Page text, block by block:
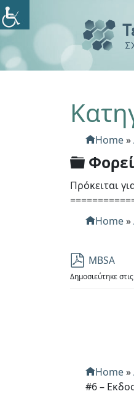
Home»
Φ
ά
κ
ε
ο
ς
Πρόκειται
Home»
p
f
MBSA
Δημοσιεύτηκε
Home»
#6 –